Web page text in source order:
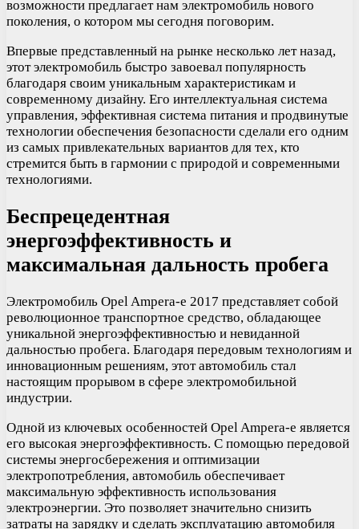
возможности предлагает нам электромобиль нового
поколения, о котором мы сегодня поговорим.
Впервые представленный на рынке несколько лет назад,
этот электромобиль быстро завоевал популярность
благодаря своим уникальным характеристикам и
современному дизайну. Его интеллектуальная система
управления, эффективная система питания и продвинутые
технологии обеспечения безопасности сделали его одним
из самых привлекательных вариантов для тех, кто
стремится быть в гармонии с природой и современными
технологиями.
Беспрецедентная
энергоэффективность и
максимальная дальность пробега
Электромобиль Opel Ampera-e 2017 представляет собой
революционное транспортное средство, обладающее
уникальной энергоэффективностью и невиданной
дальностью пробега. Благодаря передовым технологиям и
инновационным решениям, этот автомобиль стал
настоящим прорывом в сфере электромобильной
индустрии.
Одной из ключевых особенностей Opel Ampera-e является
его высокая энергоэффективность. С помощью передовой
системы энергосбережения и оптимизации
электропотребления, автомобиль обеспечивает
максимальную эффективность использования
электроэнергии. Это позволяет значительно снизить
затраты на зарядку и сделать эксплуатацию автомобиля